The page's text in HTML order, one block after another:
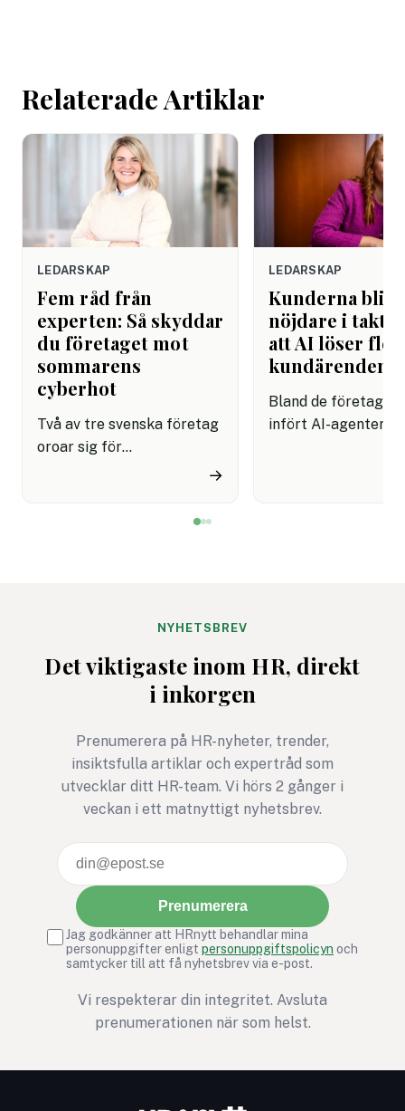
Relaterade Artiklar
LEDARSKAP
Fem råd från
experten: Så skyddar
du företaget mot
sommarens
cyberhot
Två av tre svenska företag
oroar sig för
innebär semestertider med
fem bästa tips för ett
säkrare sommarkontor.
→
LEDARSKAP
Kunderna blir
nöjdare i takt
att AI löser fler
kundärenden
Bland de företag
infört AI-agenter i
NYHETSBREV
Det viktigaste inom HR, direkt
i inkorgen
Prenumerera på HR-nyheter, trender,
insiktsfulla artiklar och expertråd som
utvecklar ditt HR-team. Vi hörs 2 gånger i
veckan i ett matnyttigt nyhetsbrev.
Prenumerera
Jag godkänner att HRnytt behandlar mina
personuppgifter enligt personuppgiftspolicyn och
samtycker till att få nyhetsbrev via e-post.
Vi respekterar din integritet. Avsluta
prenumerationen när som helst.